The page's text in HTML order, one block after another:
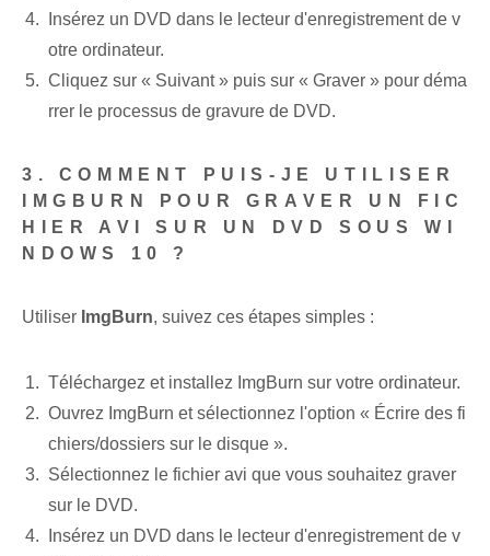
Insérez un DVD dans le lecteur d'enregistrement de v
otre ordinateur.
Cliquez sur « Suivant » puis sur « Graver »‌ pour déma
rrer le processus de gravure de DVD.
3. COMMENT PUIS-JE UTILISER
IMGBURN POUR GRAVER UN FIC
HIER AVI SUR UN DVD SOUS WI
NDOWS 10 ?
Utiliser ImgBurn,​ suivez ces étapes simples :
Téléchargez et installez ImgBurn sur votre ordinateur.
Ouvrez ‍ImgBurn et sélectionnez l'option « Écrire des fi
chiers/dossiers⁣ sur le disque ».
Sélectionnez le fichier ‌avi que vous souhaitez graver
sur le DVD.
Insérez ⁢un‌ DVD dans le ⁣lecteur d'enregistrement de v